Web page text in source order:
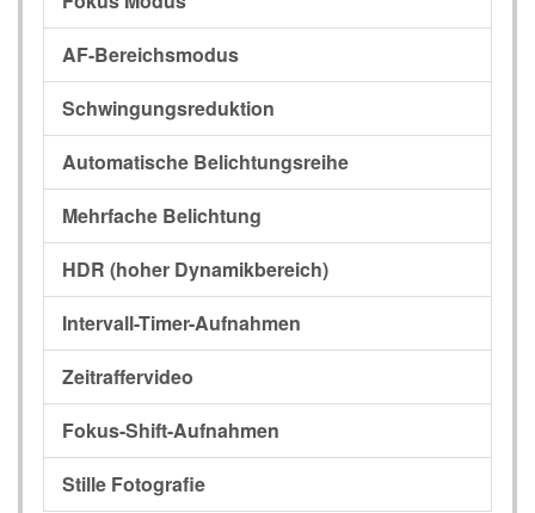
AF-Bereichsmodus
Schwingungsreduktion
Automatische Belichtungsreihe
Mehrfache Belichtung
HDR (hoher Dynamikbereich)
Intervall-Timer-Aufnahmen
Zeitraffervideo
Fokus-Shift-Aufnahmen
Stille Fotografie